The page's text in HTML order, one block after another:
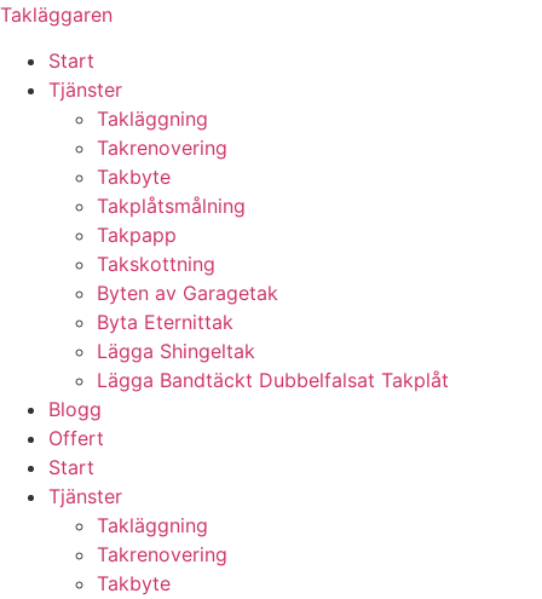
Skip
content
Takläggaren
Start
Tjänster
Takläggning
Takrenovering
Takbyte
Takplåtsmålning
Takpapp
Takskottning
Byten av Garagetak
Byta Eternittak
Lägga Shingeltak
Lägga Bandtäckt Dubbelfalsat Takplåt
Blogg
Offert
Start
Tjänster
Takläggning
Takrenovering
Takbyte